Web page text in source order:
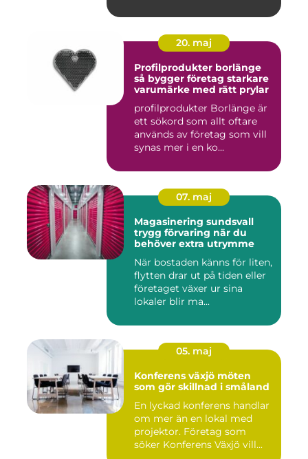
20. maj
Profilprodukter borlänge
så bygger företag starkare
varumärke med rätt prylar
profilprodukter Borlänge är
ett sökord som allt oftare
används av företag som vill
synas mer i en ko...
07. maj
Magasinering sundsvall
trygg förvaring när du
behöver extra utrymme
När bostaden känns för liten,
flytten drar ut på tiden eller
företaget växer ur sina
lokaler blir ma...
05. maj
Konferens växjö möten
som gör skillnad i småland
En lyckad konferens handlar
om mer än en lokal med
projektor. Företag som
söker Konferens Växjö vill...